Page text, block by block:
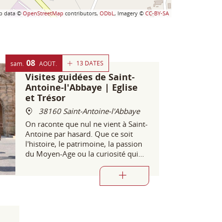
data © OpenStreetMap contributors, ODbL, Imagery © CC-BY-SA
13 DATES
sam. 08 AOÛT
Visites guidées de Saint-
Antoine-l'Abbaye | Eglise
et Trésor
38160 Saint-Antoine-l'Abbaye
On raconte que nul ne vient à Saint-
Antoine par hasard. Que ce soit
l'histoire, le patrimoine, la passion
du Moyen-Age ou la curiosité qui
aient guidé vos pas, Saint-Antoine-
l'Abbaye vous invite à découvrir ses
secrets et son histoire millénaire.